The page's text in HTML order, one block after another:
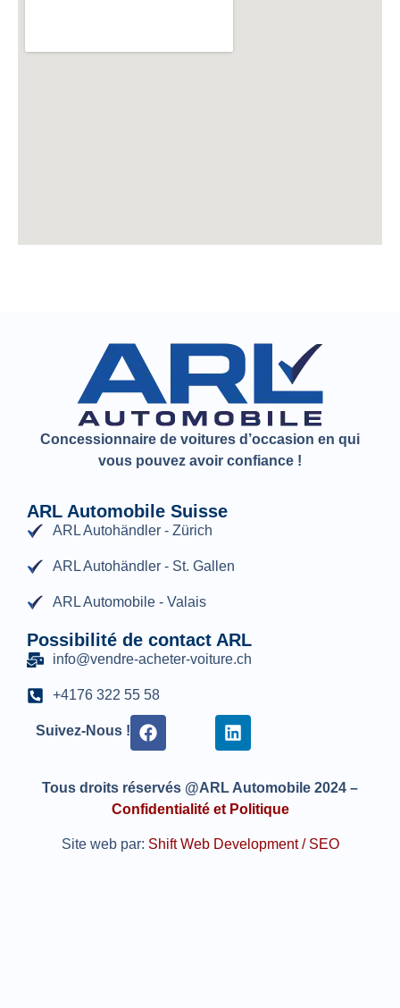
Concessionnaire de voitures d’occasion en qui
vous pouvez avoir confiance !
ARL Automobile Suisse
ARL Autohändler - Zürich
ARL Autohändler - St. Gallen
ARL Automobile - Valais
Possibilité de contact ARL
info@vendre-acheter-voiture.ch
+4176 322 55 58
Suivez-Nous !
Tous droits réservés @ARL Automobile 2024 –
Confidentialité et Politique
Site web par: Shift Web Development / SEO